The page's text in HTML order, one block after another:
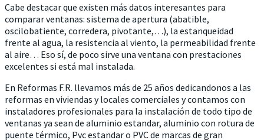
Cabe destacar que existen más datos interesantes para
comparar ventanas: sistema de apertura (abatible,
oscilobatiente, corredera, pivotante,…), la estanqueidad
frente al agua, la resistencia al viento, la permeabilidad frente
al aire… Eso sí, de poco sirve una ventana con prestaciones
excelentes si está mal instalada.
En Reformas F.R. llevamos más de 25 años dedicandonos a las
reformas en viviendas y locales comerciales y contamos con
instaladores profesionales para la instalación de todo tipo de
ventanas ya sean de aluminio estandar, aluminio con rotura de
puente térmico, Pvc estandar o PVC de marcas de gran